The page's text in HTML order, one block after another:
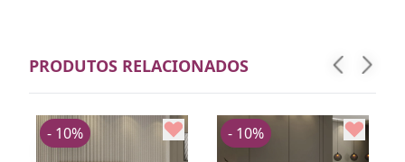
PRODUTOS RELACIONADOS
- 10% - 10%